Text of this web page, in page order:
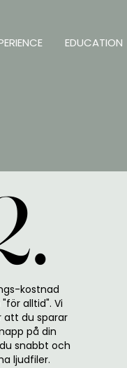
EDUCATION
kostnad
alltid". Vi
att du sparar
på din
snabbt och
ljudfiler.